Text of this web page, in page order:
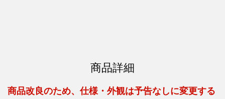
商品詳細
商品改良のため、仕様・外観は予告なしに変更する